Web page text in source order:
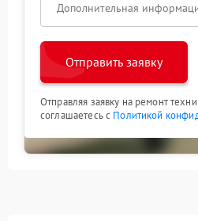
Отправить заявку
Отправляя заявку на ремонт
соглашаетесь с Политикой